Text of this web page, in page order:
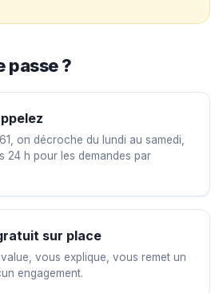
passe ?
on décroche du lundi au samedi,
24 h pour les demandes par
sur place
vous explique, vous remet un
engagement.